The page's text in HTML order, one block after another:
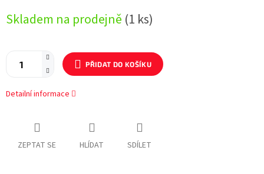
cena:
Skladem na prodejně (1 ks)
PŘIDAT DO KOŠÍKU
Detailní informace
ZEPTAT SE HLÍDAT SDÍLET